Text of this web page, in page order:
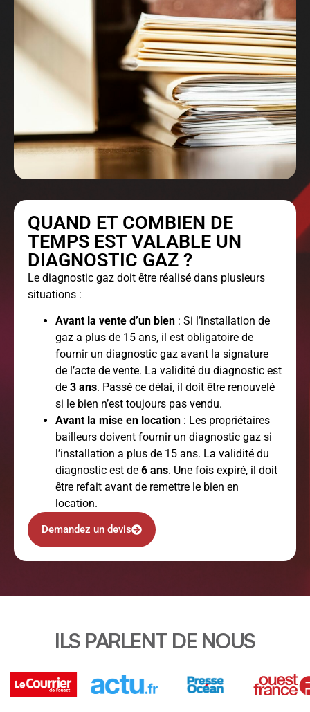
QUAND ET COMBIEN DE
TEMPS EST VALABLE UN
DIAGNOSTIC GAZ ?
Le diagnostic gaz doit être réalisé dans plusieurs
situations :
Avant la vente d’un bien : Si l’installation de
gaz a plus de 15 ans, il est obligatoire de
fournir un diagnostic gaz avant la signature
de l’acte de vente. La validité du diagnostic est
de 3 ans. Passé ce délai, il doit être renouvelé
si le bien n’est toujours pas vendu.
Avant la mise en location : Les propriétaires
bailleurs doivent fournir un diagnostic gaz si
l’installation a plus de 15 ans. La validité du
diagnostic est de 6 ans. Une fois expiré, il doit
être refait avant de remettre le bien en
location.
Demandez un devis
ILS PARLENT DE NOUS